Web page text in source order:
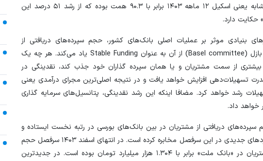
است. این رقم در دوره مشابه یعنی اسکیل ۱۲ ماهه ۱۴۰۳ برابر با ۹۰.۳ همت بوده که از رشد ۵۱ درصد این
حکایت دارد.
بنیادی موثر بر عملیات اصلی بانک‌های کشور، حجم سپرده‌های دریافتی از
مشتریان است که کمیته بازل (Basel committee) از آن به عنوان Stable Funding یاد می‌کند. هر چه یک
بیشتری از سمت مشتریان و یا همان سپرده گذاران خود جذب کند، نقدینگی در
تسهیلات‌دهی افزایش خواهد یافت و در نتیجه اصلی‌ترین مجرای درآمدی یعنی
رشد خواهد کرد. مضافا اینکه این رشد نقدینگی، پتانسیل‌های سرمایه گذاری
خواهد داد.
دریافتی از مشتریان در بین بانک‌های بورسی در رتبه نخست ایستاده و
در دوره ۱۴۰۴ هر ماه رکورد‌های جدیدی در این سرفصل مخابره کرده است. در انتهای اسفند ۱۴۰۳ سرفصل حجم
سپرده‌های دریافتی از مشتریان در «بانک ملت» برابر با ۱.۳۰۴ هزار میلیارد تومان بوده است. در جدیدترین